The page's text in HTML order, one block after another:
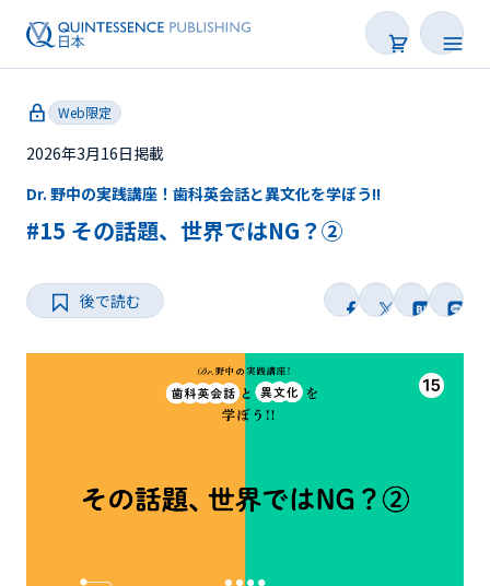
新着
連載
トピックス
Web限定
Web限定
2026年3月16日掲載
Dr. 野中の実践講座！歯科英会話と異文化を学ぼう!!
#15 その話題、世界ではNG？②
後で読む